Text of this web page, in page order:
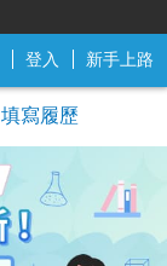
登入 新手上路
填寫履歷